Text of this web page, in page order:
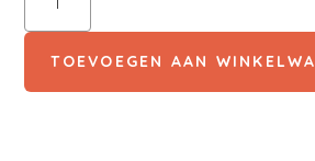
Define
Thickening
Lotion
aantal
TOEVOEGEN AAN